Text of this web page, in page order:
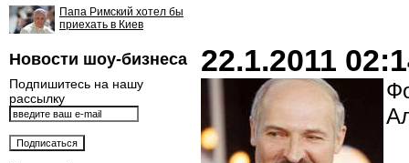
Папа Римский хотел бы
приехать в Киев
Новости шоу-бизнеса
Подпишитесь на нашу
рассылку
22.1.2011